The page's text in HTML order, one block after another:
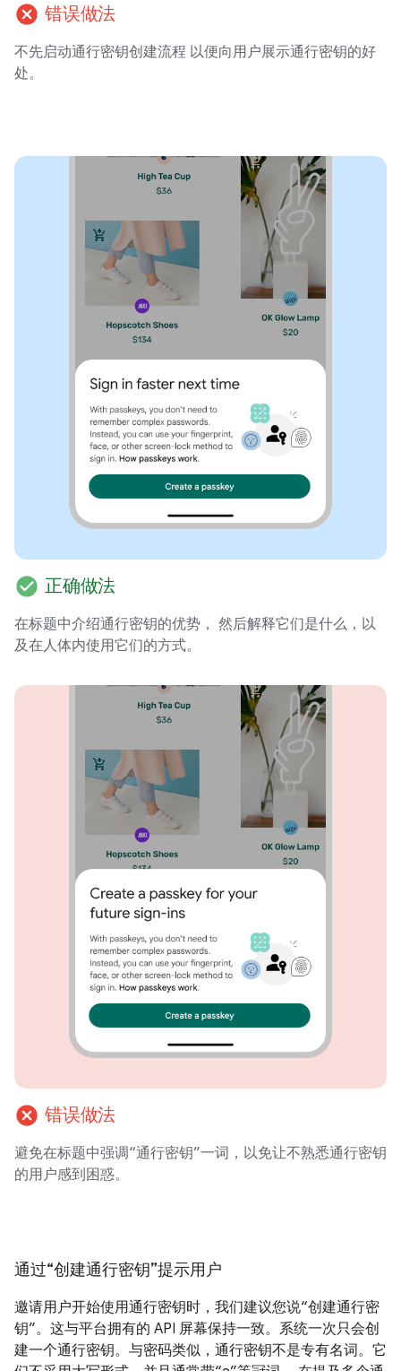
cancel 错误做法
不先启动通行密钥创建流程 以便向用户展示通行密钥的好
处。
check_circle 正确做法
在标题中介绍通行密钥的优势， 然后解释它们是什么，以
及在人体内使用它们的方式。
cancel 错误做法
避免在标题中强调“通行密钥”一词，以免让不熟悉通行密钥
的用户感到困惑。
通过“创建通行密钥”提示用户
邀请用户开始使用通行密钥时，我们建议您说“创建通行密
钥”。这与平台拥有的 API 屏幕保持一致。系统一次只会创
建一个通行密钥。与密码类似，通行密钥不是专有名词。它